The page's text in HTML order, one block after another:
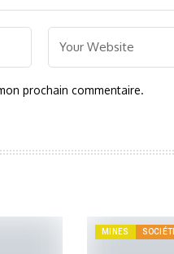
prochain commentaire.
MINES